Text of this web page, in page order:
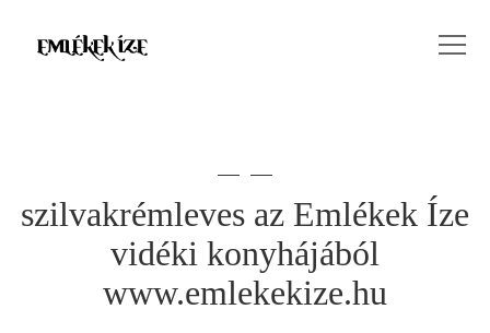
szilvakrémleves az Emlékek Íze
vidéki konyhájából
www.emlekekize.hu